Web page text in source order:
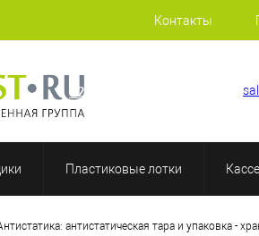
Контакты
+7 (812) 507-69-52
Пластиковые лотки
антистатическая тара и упаковка -